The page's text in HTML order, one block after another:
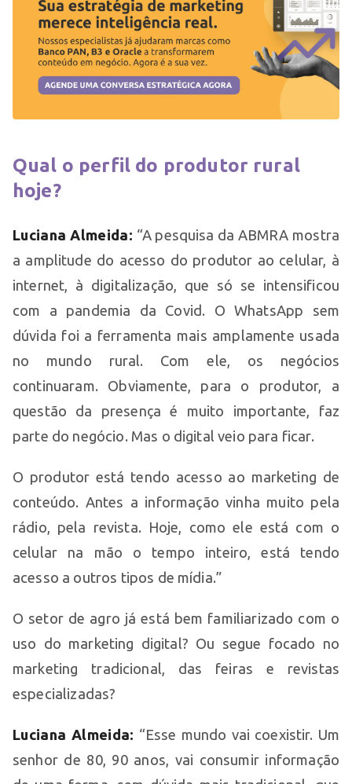
Qual o perfil do produtor rural
hoje?
Luciana Almeida: “A pesquisa da ABMRA mostra
a amplitude do acesso do produtor ao celular, à
internet, à digitalização, que só se intensificou
com a pandemia da Covid. O WhatsApp sem
dúvida foi a ferramenta mais amplamente usada
no mundo rural. Com ele, os negócios
continuaram. Obviamente, para o produtor, a
questão da presença é muito importante, faz
parte do negócio. Mas o digital veio para ficar.
O produtor está tendo acesso ao marketing de
conteúdo. Antes a informação vinha muito pela
rádio, pela revista. Hoje, como ele está com o
celular na mão o tempo inteiro, está tendo
acesso a outros tipos de mídia.”
O setor de agro já está bem familiarizado com o
uso do marketing digital? Ou segue focado no
marketing tradicional, das feiras e revistas
especializadas?
Luciana Almeida: “Esse mundo vai coexistir. Um
senhor de 80, 90 anos, vai consumir informação